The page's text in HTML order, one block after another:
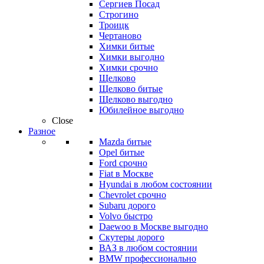
Сергиев Посад
Строгино
Троицк
Чертаново
Химки битые
Химки выгодно
Химки срочно
Щелково
Щелково битые
Щелково выгодно
Юбилейное выгодно
Close
Разное
Mazda битые
Opel битые
Ford срочно
Fiat в Москве
Hyundai в любом состоянии
Chevrolet срочно
Subaru дорого
Volvo быстро
Daewoo в Москве выгодно
Скутеры дорого
ВАЗ в любом состоянии
BMW профессионально